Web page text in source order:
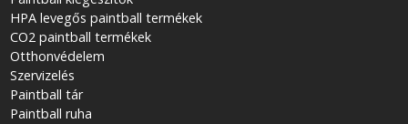
HPA levegős paintball termékek
CO2 paintball termékek
Otthonvédelem
Szervizelés
Paintball tár
Paintball ruha